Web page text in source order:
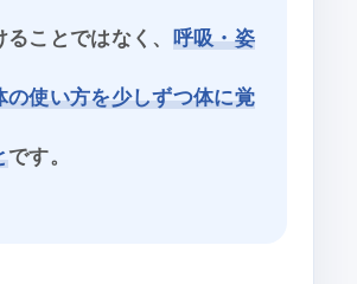
ことではなく、 呼吸・姿
の使い方を少しずつ体に覚
です。